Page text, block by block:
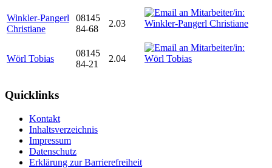
Winkler-Pangerl
Christiane
08145
84-68
2.03
Wörl Tobias
08145
84-21
2.04
Quicklinks
Kontakt
Inhaltsverzeichnis
Impressum
Datenschutz
Erklärung zur Barrierefreiheit